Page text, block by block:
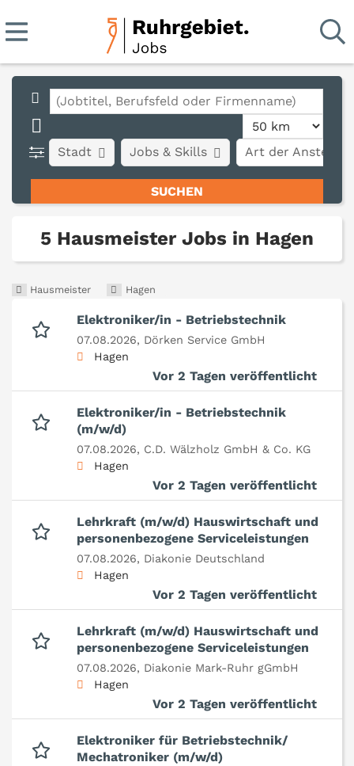
Stadt Art der
Jobs & Skills
5 Hausmeister Jobs in Hagen
Hausmeister Hagen
Elektroniker/in - Betriebstechnik
07.08.2026, Dörken Service GmbH
Hagen
Vor 2 Tagen veröffentlicht
Elektroniker/in - Betriebstechnik
(m/w/d)
07.08.2026, C.D. Wälzholz GmbH & Co. KG
Hagen
Vor 2 Tagen veröffentlicht
Lehrkraft (m/w/d) Hauswirtschaft und
personenbezogene Serviceleistungen
07.08.2026, Diakonie Deutschland
Hagen
Vor 2 Tagen veröffentlicht
Lehrkraft (m/w/d) Hauswirtschaft und
personenbezogene Serviceleistungen
07.08.2026, Diakonie Mark-Ruhr gGmbH
Hagen
Vor 2 Tagen veröffentlicht
Elektroniker für Betriebstechnik/
Mechatroniker (m/w/d)